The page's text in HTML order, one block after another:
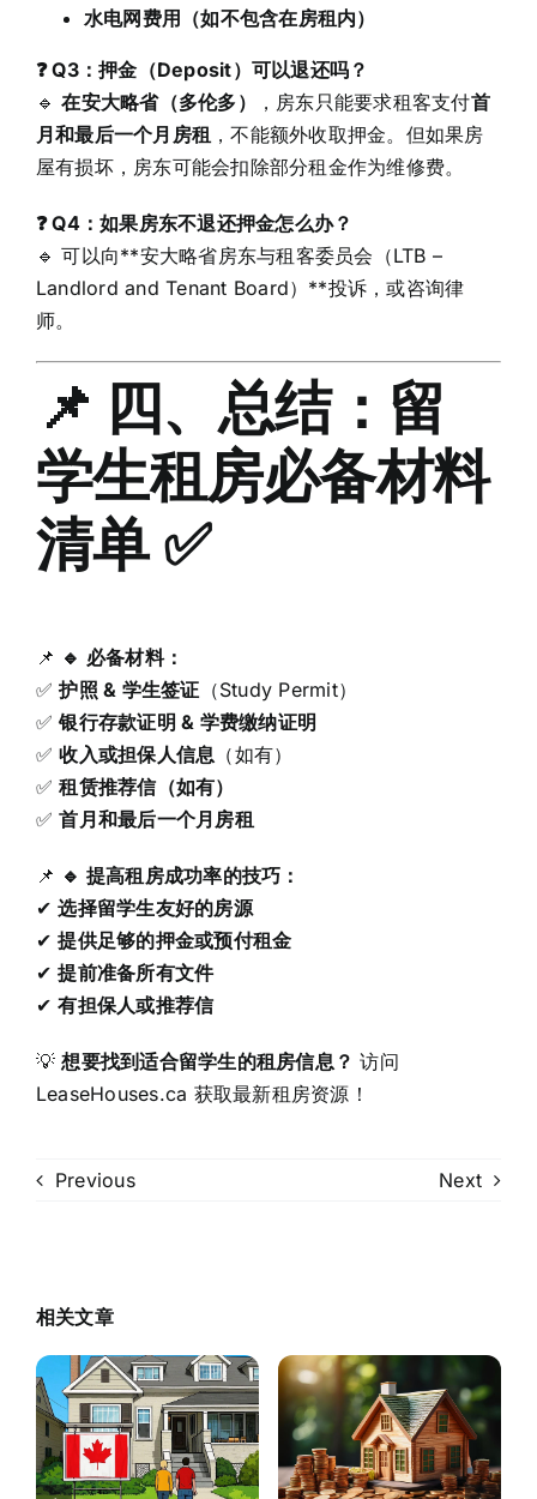
水电网费用（如不包含在房租内）
❓ Q3：押金（Deposit）可以退还吗？
🔹在安大略省（多伦多） ，房东只能要求租客支付首
月和最后一个月房租 ，不能额外收取押金。但如果房
屋有损坏，房东可能会扣除部分租金作为维修费。
❓ Q4：如果房东不退还押金怎么办？
🔹 可以向**安大略省房东与租客委员会（LTB –
Landlord and Tenant Board）**投诉，或咨询律
师。
📌 四、总结：留
学生租房必备材料
清单✅
📌 🔹 必备材料：
✅护照 & 学生签证 （Study Permit）
✅银行存款证明 & 学费缴纳证明
✅收入或担保人信息 （如有）
✅租赁推荐信（如有）
✅首月和最后一个月房租
📌 🔹 提高租房成功率的技巧：
✔选择留学生友好的房源
✔提供足够的押金或预付租金
✔提前准备所有文件
✔有担保人或推荐信
💡想要找到适合留学生的租房信息？ 访问
LeaseHouses.ca 获取最新租房资源！
Previous Next
相关文章